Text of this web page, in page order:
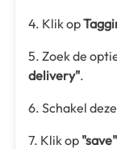
4. Klik op
5. Zoek de
delivery".
6. Schakel
7. Klik op "save"